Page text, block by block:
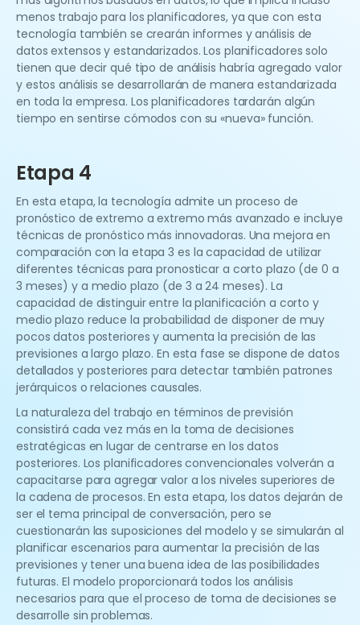
menos trabajo para los planificadores, ya que con esta
tecnología también se crearán informes y análisis de
datos extensos y estandarizados. Los planificadores solo
tienen que decir qué tipo de análisis habría agregado valor
y estos análisis se desarrollarán de manera estandarizada
en toda la empresa. Los planificadores tardarán algún
tiempo en sentirse cómodos con su «nueva» función.
Etapa 4
En esta etapa, la tecnología admite un proceso de
pronóstico de extremo a extremo más avanzado e incluye
técnicas de pronóstico más innovadoras. Una mejora en
comparación con la etapa 3 es la capacidad de utilizar
diferentes técnicas para pronosticar a corto plazo (de 0 a
3 meses) y a medio plazo (de 3 a 24 meses). La
capacidad de distinguir entre la planificación a corto y
medio plazo reduce la probabilidad de disponer de muy
pocos datos posteriores y aumenta la precisión de las
previsiones a largo plazo. En esta fase se dispone de datos
detallados y posteriores para detectar también patrones
jerárquicos o relaciones causales.
La naturaleza del trabajo en términos de previsión
consistirá cada vez más en la toma de decisiones
estratégicas en lugar de centrarse en los datos
posteriores. Los planificadores convencionales volverán a
capacitarse para agregar valor a los niveles superiores de
la cadena de procesos. En esta etapa, los datos dejarán de
ser el tema principal de conversación, pero se
cuestionarán las suposiciones del modelo y se simularán al
planificar escenarios para aumentar la precisión de las
previsiones y tener una buena idea de las posibilidades
futuras. El modelo proporcionará todos los análisis
necesarios para que el proceso de toma de decisiones se
desarrolle sin problemas.